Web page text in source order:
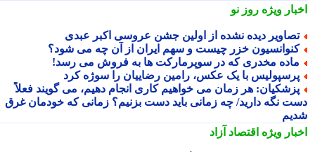
ویژهروز نو
دیده نشده از اولین جشن عروسی اکبر عبدی
خزر چیست و سهم ایران از آن چه می شود؟
مخدری که در سوپرمارکت ها به فروش می رسد!
با یک عکس، رامین رضاییان را سوژه کرد
هر زمان می خواهیم کاری انجام دهیم، می گویند فعلاً
نگه دارید/ چه زمانی باید دست بزنیم؟ زمانی که خودمان غرق
ویژهاقتصاد آزاد